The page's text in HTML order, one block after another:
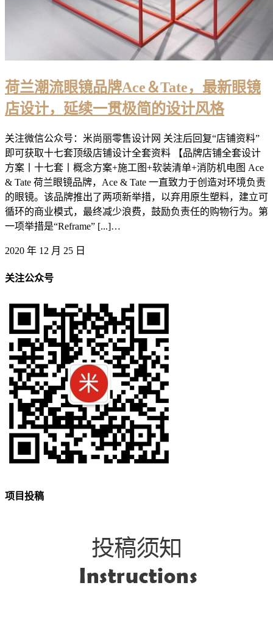
荷兰潮流眼镜品牌Ace＆Tate，最新眼镜
店设计，延续一贯极简的设计风格
关注微信公众号：米尚丽零售设计网 关注后回复“店铺资料”
即可获取十七套顶级店铺设计全套资料 【品牌店铺全套设计
方案丨十七套丨概念方案+施工图+软装清单+消防机电图 Ace
& Tate 荷兰眼镜品牌，Ace & Tate 一直致力于创造对环境负责
的眼镜。该品牌推出了两项新举措，以弃用原生塑料，建立可
循环的商业模式，最终减少浪费，鼓励负责任的购物行为。第
一项举措是“Reframe” [...]…
2020 年 12 月 25 日
关注公众号
项目投稿